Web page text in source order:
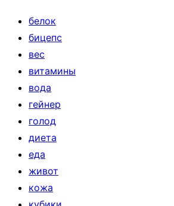
белок
бицепс
вес
витамины
вода
гейнер
голод
диета
еда
живот
кожа